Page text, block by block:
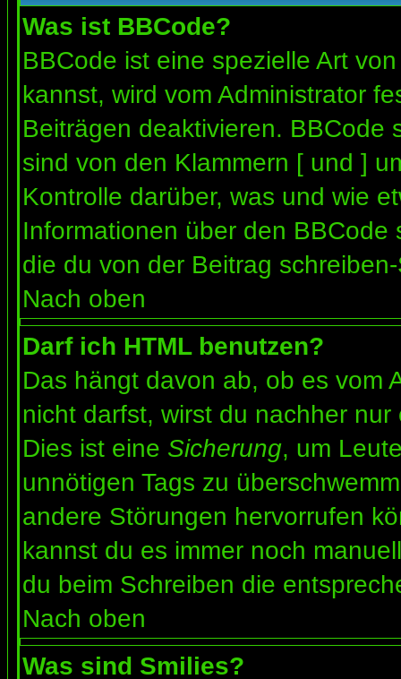
Was ist BBCode?
BBCode ist eine spezielle Art
kannst, wird vom Administrator
Beiträgen deaktivieren. BBCode
sind von den Klammern [ und ]
Kontrolle darüber, was und wie
Informationen über den
die du von der Beitrag
Nach oben
Darf ich HTML benutzen?
Das hängt davon ab, ob es vom
nicht darfst, wirst du nachher
Dies ist eine Sicherung, um
unnötigen Tags zu
andere Störungen hervorrufen
kannst du es immer noch
du beim Schreiben die
Nach oben
Was sind Smilies?